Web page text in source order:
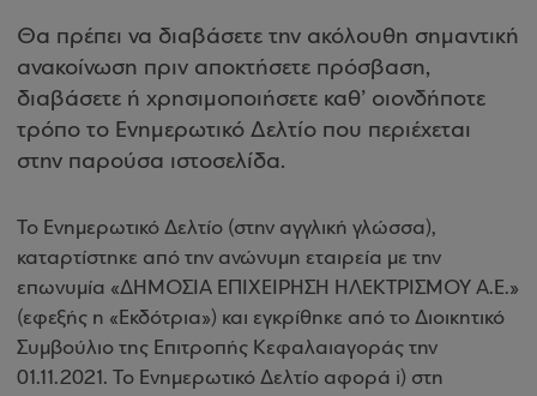
Θα πρέπει να διαβάσετε την ακόλουθη σημαντική
ανακοίνωση πριν αποκτήσετε πρόσβαση,
διαβάσετε ή χρησιμοποιήσετε καθ’ οιονδήποτε
τρόπο το Ενημερωτικό Δελτίο που περιέχεται
στην παρούσα ιστοσελίδα.
Το Ενημερωτικό Δελτίο (στην αγγλική γλώσσα),
καταρτίστηκε από την ανώνυμη εταιρεία με την
επωνυμία «ΔΗΜΟΣΙΑ ΕΠΙΧΕΙΡΗΣΗ ΗΛΕΚΤΡΙΣΜΟΥ Α.Ε.»
(εφεξής η «Εκδότρια») και εγκρίθηκε από το Διοικητικό
Συμβούλιο της Επιτροπής Κεφαλαιαγοράς την
01.11.2021. Το Ενημερωτικό Δελτίο αφορά i) στη